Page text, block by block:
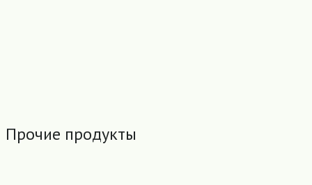
Прочие продукты